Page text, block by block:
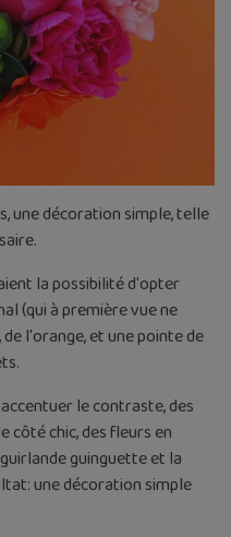
une décoration simple, telle
la possibilité d'opter
(qui à première vue ne
l'orange, et une pointe de
le contraste, des
chic, des fleurs en
guinguette et la
une décoration simple